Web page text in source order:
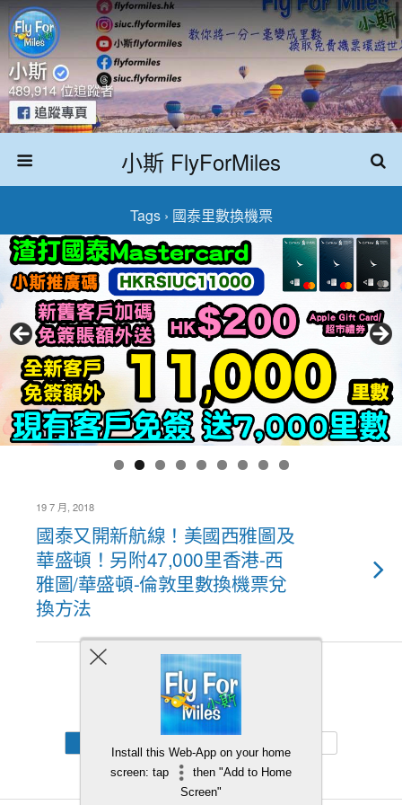
小斯 FlyForMiles
Tags › 國泰里數換機票
19 7 月, 2018
國泰又開新航線！美國西雅圖及
華盛頓！另附47,000里香港-西
雅圖/華盛頓-倫敦里數換機票兌
換方法
Back to top
Install this Web-App on your home
screen: tap
then "Add to Home
Screen"